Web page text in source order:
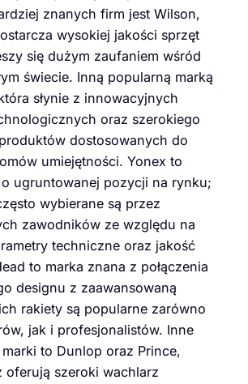
znanych firm jest Wilson,
wysokiej jakości sprzęt
się dużym zaufaniem wśród
świecie. Inną popularną marką
słynie z innowacyjnych
oraz szerokiego
dostosowanych do
umiejętności. Yonex to
ugruntowanej pozycji na rynku;
wybierane są przez
zawodników ze względu na
techniczne oraz jakość
to marka znana z połączenia
designu z zaawansowaną
rakiety są popularne zarówno
jak i profesjonalistów. Inne
to Dunlop oraz Prince,
oferują szeroki wachlarz